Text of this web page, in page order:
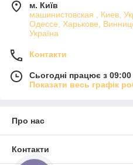
м. Київ
машинистовская , Киев,
Одессе, Харькове,
Україна
Контакти
Сьогодні працює з
Показати весь графік
Про нас
Контакти